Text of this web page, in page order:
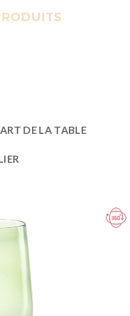
ART DE LA TABLE